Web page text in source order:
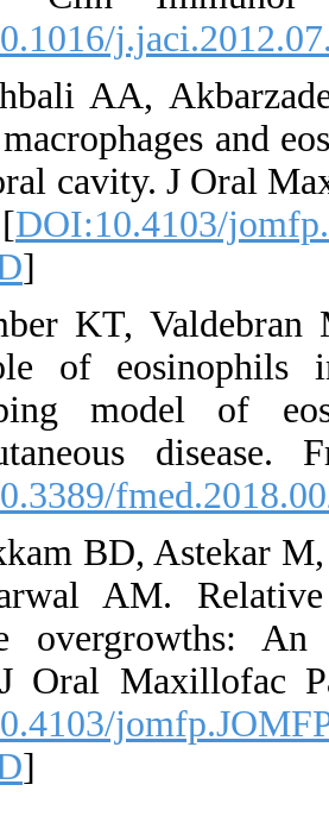
[DOI:10.1016/
14. Aghbali
role of
of the oral
147. [
15. Amber
The role of
developing
[DOI:10.3389/
16. Lakkam
A, Agarwal
reactive
study. J Oral
[DOI:10.4103/